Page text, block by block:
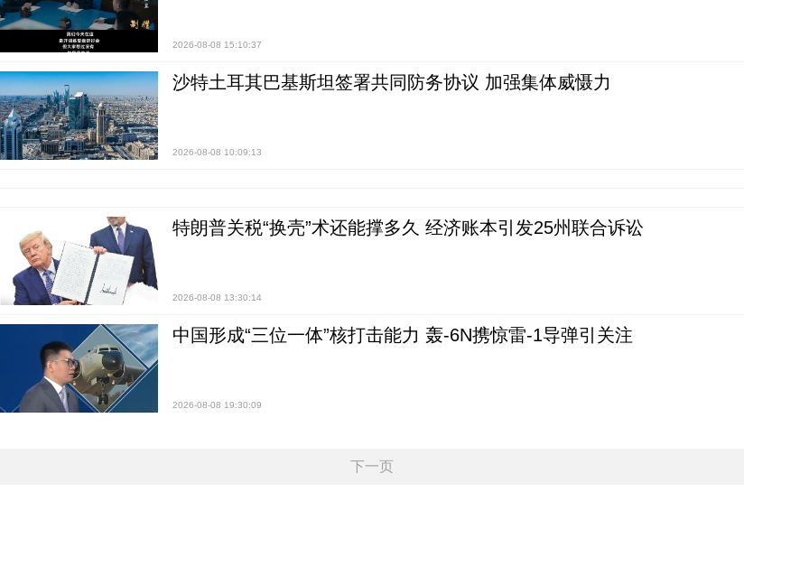
2026-08-08 15:10:37
沙特土耳其巴基斯坦签署共同防务协议 加强集体威慑力
2026-08-08 10:09:13
特朗普关税“换壳”术还能撑多久 经济账本引发25州联合诉讼
2026-08-08 13:30:14
中国形成“三位一体”核打击能力 轰-6N携惊雷-1导弹引关注
2026-08-08 19:30:09
下一页